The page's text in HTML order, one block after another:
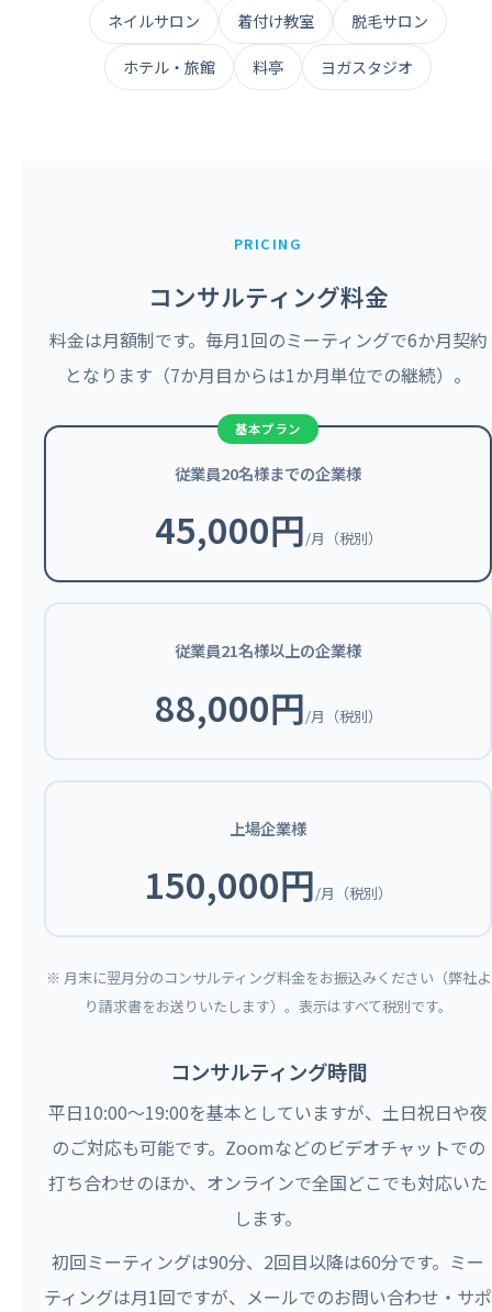
ネイルサロン 着付け教室 脱毛サロン
ホテル・旅館 料亭 ヨガスタジオ
PRICING
コンサルティング料金
料金は月額制です。毎月1回のミーティングで6か月契約
となります（7か月目からは1か月単位での継続）。
従業員20名様までの企業様
45,000円/月（税別）
従業員21名様以上の企業様
88,000円/月（税別）
上場企業様
150,000円/月（税別）
※ 月末に翌月分のコンサルティング料金をお振込みください（弊社よ
り請求書をお送りいたします）。表示はすべて税別です。
コンサルティング時間
平日10:00〜19:00を基本としていますが、土日祝日や夜
のご対応も可能です。Zoomなどのビデオチャットでの
打ち合わせのほか、オンラインで全国どこでも対応いた
します。
初回ミーティングは90分、2回目以降は60分です。ミー
ティングは月1回ですが、メールでのお問い合わせ・サポ